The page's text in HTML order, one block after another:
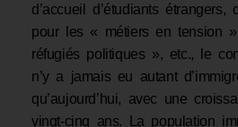
d’accueil d’étudiants
pour les « métiers en tension
réfugiés politiques », etc., le
n’y a jamais eu autant
qu’aujourd’hui, avec une
vingt-cinq ans. La population